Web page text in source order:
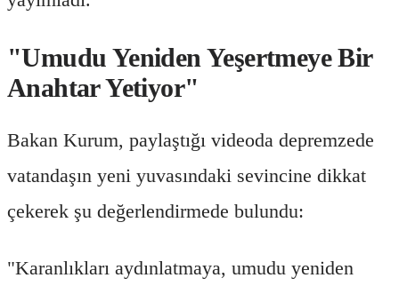
"Umudu Yeniden Yeşertmeye Bir
Anahtar Yetiyor"
Bakan Kurum, paylaştığı videoda depremzede
vatandaşın yeni yuvasındaki sevincine dikkat
çekerek şu değerlendirmede bulundu:
"Karanlıkları aydınlatmaya, umudu yeniden